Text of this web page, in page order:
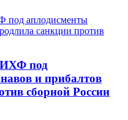
под
и прибалтов
сборной России